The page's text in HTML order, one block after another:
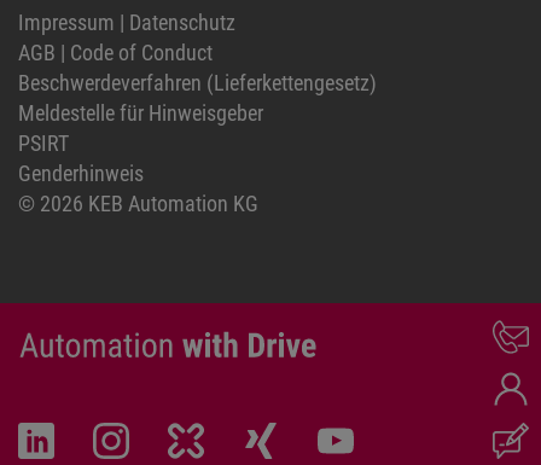
Impressum | Datenschutz
AGB | Code of Conduct
Beschwerdeverfahren (Lieferkettengesetz)
Meldestelle für Hinweisgeber
PSIRT
Genderhinweis
© 2026 KEB Automation KG